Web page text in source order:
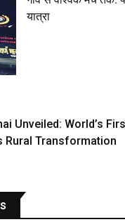
यात्रा
Unveiled: World’s
Rural Transformation